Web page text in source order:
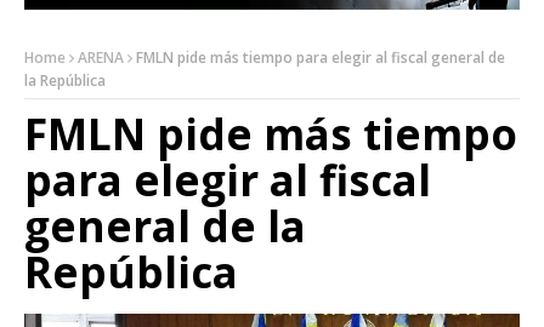
Home ARENA FMLN pide más tiempo para elegir al fiscal general de
la República
FMLN pide más tiempo
para elegir al fiscal
general de la
República